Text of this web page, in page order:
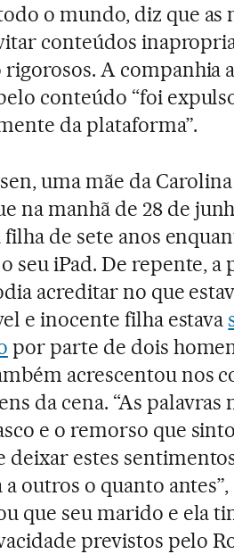
o mundo, diz que as
conteúdos
rigorosos. A companhia
conteúdo “foi
da plataforma”.
uma mãe da
na manhã de 28 de
de sete anos
seu iPad. De repente, a
acreditar no que
e inocente filha estava
por parte de dois
acrescentou nos
da cena. “As palavras
e o remorso que
estes
outros o quanto
que seu marido e ela
previstos pelo